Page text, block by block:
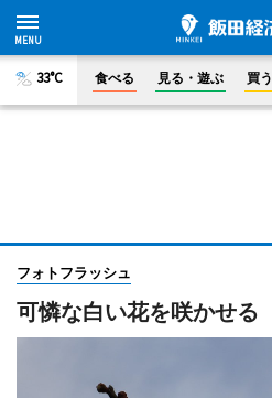
33°C 食べる 見る・遊ぶ 買う
フォトフラッシュ
可憐な白い花を咲かせる